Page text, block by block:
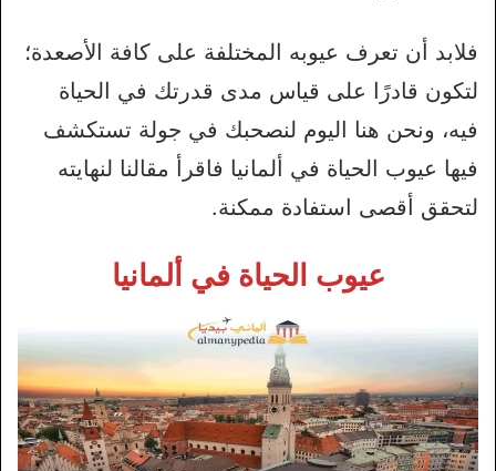
فلابد أن تعرف عيوبه المختلفة على كافة الأصعدة؛
لتكون قادرًا على قياس مدى قدرتك في الحياة
فيه، ونحن هنا اليوم لنصحبك في جولة تستكشف
فيها عيوب الحياة في ألمانيا فاقرأ مقالنا لنهايته
لتحقق أقصى استفادة ممكنة.
عيوب الحياة في ألمانيا